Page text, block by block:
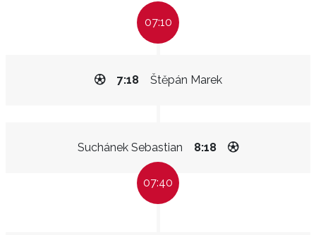
07:10
Štěpán Marek
7:18
Suchánek Sebastian 8:18
07:40